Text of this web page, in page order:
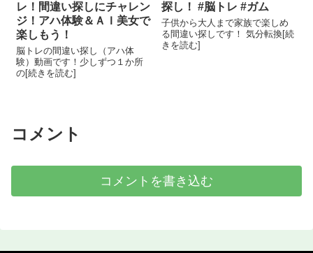
レ！間違い探しにチャレン
ジ！アハ体験＆ＡＩ美女で
楽しもう！
脳トレの間違い探し（アハ体
験）動画です！少しずつ１か所
の[続きを読む]
探し！ #脳トレ #ガム
子供から大人まで家族で楽しめ
る間違い探しです！ 気分転換[続
きを読む]
コメント
コメントを書き込む